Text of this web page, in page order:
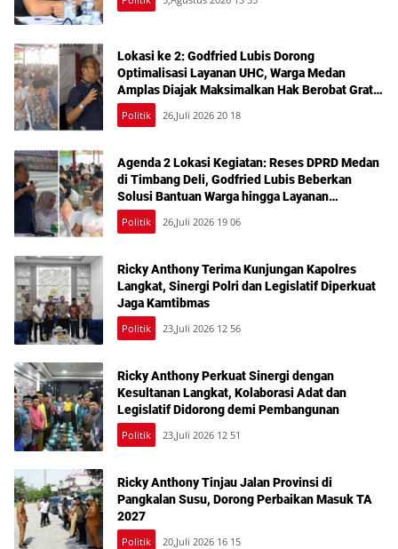
Lokasi ke 2: Godfried Lubis Dorong
Optimalisasi Layanan UHC, Warga Medan
Amplas Diajak Maksimalkan Hak Berobat Gratis
Bermodal KTP
Politik 26,Juli 2026 20 18
Agenda 2 Lokasi Kegiatan: Reses DPRD Medan
di Timbang Deli, Godfried Lubis Beberkan
Solusi Bantuan Warga hingga Layanan
Kesehatan Gratis
Politik 26,Juli 2026 19 06
Ricky Anthony Terima Kunjungan Kapolres
Langkat, Sinergi Polri dan Legislatif Diperkuat
Jaga Kamtibmas
Politik 23,Juli 2026 12 56
Ricky Anthony Perkuat Sinergi dengan
Kesultanan Langkat, Kolaborasi Adat dan
Legislatif Didorong demi Pembangunan
Politik 23,Juli 2026 12 51
Ricky Anthony Tinjau Jalan Provinsi di
Pangkalan Susu, Dorong Perbaikan Masuk TA
2027
Politik 20,Juli 2026 16 15